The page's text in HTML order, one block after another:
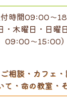
時間09:00～
・木曜日・日曜
09:00～15:00）
相談・カフェ
て・命の教室・